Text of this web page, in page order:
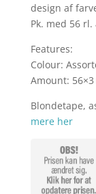
design af
Pk. med 56
Features:
Colour:
Amount:
Blondetape,
mere her